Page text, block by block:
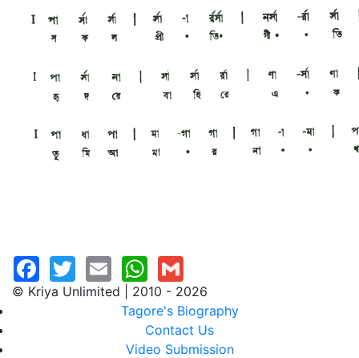
© Kriya Unlimited | 2010 - 2026
Tagore's Biography
Contact Us
Video Submission